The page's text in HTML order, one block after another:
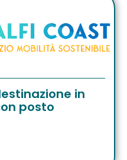
in
posto